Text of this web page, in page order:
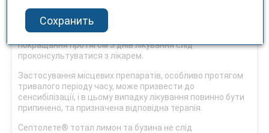
Септолете® тотал лимон та бузина не слід
застосовувати більше 7 днів. У разі відсутності
покращання протягом 3 днів лікування слід
проконсультуватися з лікарем.
Застосування місцевих препаратів, особливо протягом
тривалого періоду часу, може призвести до
сенсибілізації, і в цьому випадку лікування повинно бути
припинено, та призначена відповідна терапія.
Септолете® тотал лимон та бузина не слід
Сохранить